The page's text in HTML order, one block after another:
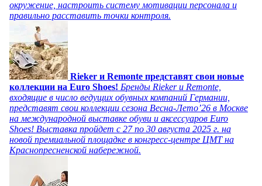
окружение, настроить систему мотивации персонала и
правильно расставить точки контроля.
Rieker и Remonte представят свои новые
коллекции на Euro Shoes! Бренды Rieker и Remonte,
входящие в число ведущих обувных компаний Германии,
представят свои коллекции сезона Весна-Лето’26 в Москве
на международной выставке обуви и аксессуаров Euro
Shoes! Выставка пройдет c 27 по 30 августа 2025 г. на
новой премиальной площадке в конгресс-центре ЦМТ на
Краснопресненской набережной.